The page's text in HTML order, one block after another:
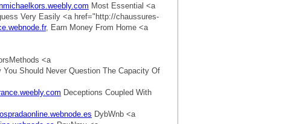
Most Essential <a
Very Easily <a href="http://chaussures-
, Earn Money From Home <a
<a
Should Never Question The Capacity Of
Deceptions Coupled With
DybWnb <a